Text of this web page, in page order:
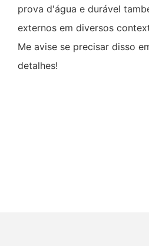
prova d'água e durável
externos em diversos
Me avise se precisar disso
detalhes!